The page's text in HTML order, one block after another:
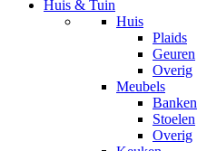
Huis & Tuin
Huis
Plaids
Geuren
Overig
Meubels
Banken
Stoelen
Overig